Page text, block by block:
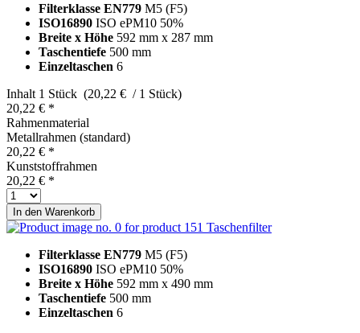
Filterklasse EN779 M5 (F5)
ISO16890 ISO ePM10 50%
Breite x Höhe 592 mm x 287 mm
Taschentiefe 500 mm
Einzeltaschen 6
Inhalt 1 Stück (20,22 € / 1 Stück)
20,22 € *
Rahmenmaterial
Metallrahmen (standard)
20,22 € *
Kunststoffrahmen
20,22 € *
In den Warenkorb
Taschenfilter
Filterklasse EN779 M5 (F5)
ISO16890 ISO ePM10 50%
Breite x Höhe 592 mm x 490 mm
Taschentiefe 500 mm
Einzeltaschen 6